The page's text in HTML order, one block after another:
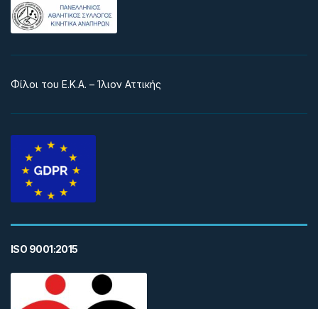
Φίλοι του Ε.Κ.Α. – Ίλιον Αττικής
ISO 9001:2015